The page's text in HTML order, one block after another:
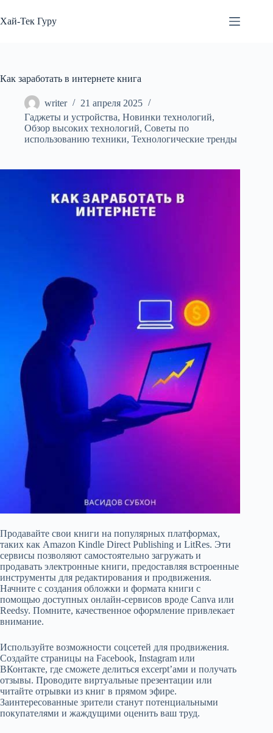
к
сути
Хай-Тек Гуру
Как заработать в интернете книга
writer
21 апреля 2025
Гаджеты и устройства, Новинки технологий,
Обзор высоких технологий, Советы по
использованию техники, Технологические тренды
Продавайте свои книги на популярных платформах,
таких как Amazon Kindle Direct Publishing и LitRes. Эти
сервисы позволяют самостоятельно загружать и
продавать электронные книги, предоставляя встроенные
инструменты для редактирования и продвижения.
Начните с создания обложки и формата книги с
помощью доступных онлайн-сервисов вроде Canva или
Reedsy. Помните, качественное оформление привлекает
внимание.
Используйте возможности соцсетей для продвижения.
Создайте страницы на Facebook, Instagram или
ВКонтакте, где сможете делиться excerpt’ами и получать
отзывы. Проводите виртуальные презентации или
читайте отрывки из книг в прямом эфире.
Заинтересованные зрители станут потенциальными
покупателями и жаждущими оценить ваш труд.